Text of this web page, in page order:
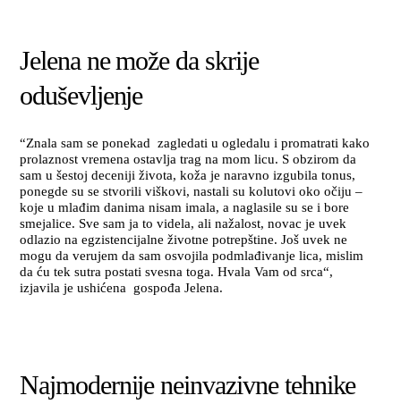
Jelena ne može da skrije
oduševljenje
“Znala sam se ponekad zagledati u ogledalu i promatrati kako
prolaznost vremena ostavlja trag na mom licu. S obzirom da
sam u šestoj deceniji života, koža je naravno izgubila tonus,
ponegde su se stvorili viškovi, nastali su kolutovi oko očiju –
koje u mlađim danima nisam imala, a naglasile su se i bore
smejalice. Sve sam ja to videla, ali nažalost, novac je uvek
odlazio na egzistencijalne životne potrepštine. Još uvek ne
mogu da verujem da sam osvojila podmlađivanje lica, mislim
da ću tek sutra postati svesna toga. Hvala Vam od srca“,
izjavila je ushićena gospođa Jelena.
Najmodernije neinvazivne tehnike